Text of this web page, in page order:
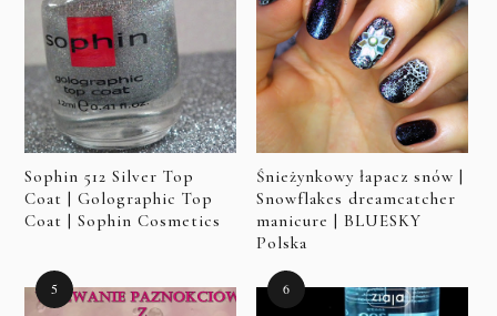
Sophin 512 Silver Top
Coat | Golographic Top
Coat | Sophin Cosmetics
Śnieżynkowy łapacz snów |
Snowflakes dreamcatcher
manicure | BLUESKY
Polska